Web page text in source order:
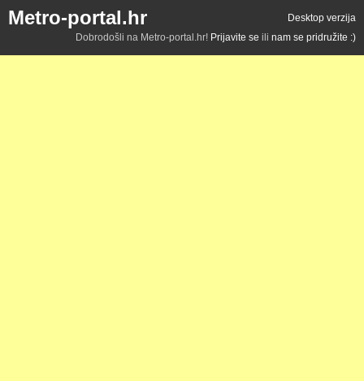
Metro-portal.hr
Desktop verzija
Dobrodošli na Metro-portal.hr! Prijavite se ili nam se pridružite :)